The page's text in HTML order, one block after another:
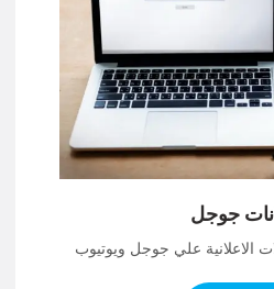
جوجل
الاعلانية علي جوجل ويوتيوب